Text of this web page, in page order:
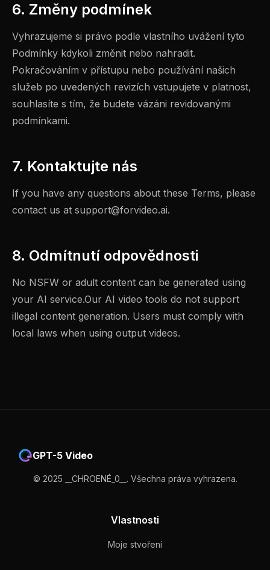
6. Změny podmínek
Vyhrazujeme si právo podle vlastního uvážení tyto
Podmínky kdykoli změnit nebo nahradit.
Pokračováním v přístupu nebo používání našich
služeb po uvedených revizích vstupujete v platnost,
souhlasíte s tím, že budete vázáni revidovanými
podmínkami.
7. Kontaktujte nás
If you have any questions about these Terms, please
contact us at support@forvideo.ai.
8. Odmítnutí odpovědnosti
No NSFW or adult content can be generated using
your AI service.Our AI video tools do not support
illegal content generation. Users must comply with
local laws when using output videos.
GPT-5 Video
© 2025 __CHROENÉ_0__. Všechna práva vyhrazena.
Vlastnosti
Moje stvoření